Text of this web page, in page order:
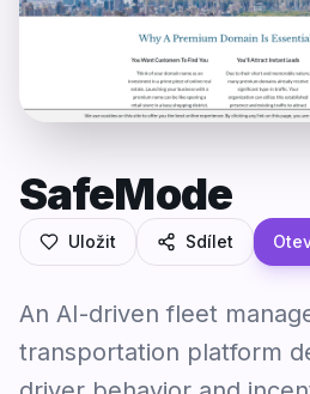
SafeMode
Uložit Sdílet
An AI-driven fleet
transportation platform